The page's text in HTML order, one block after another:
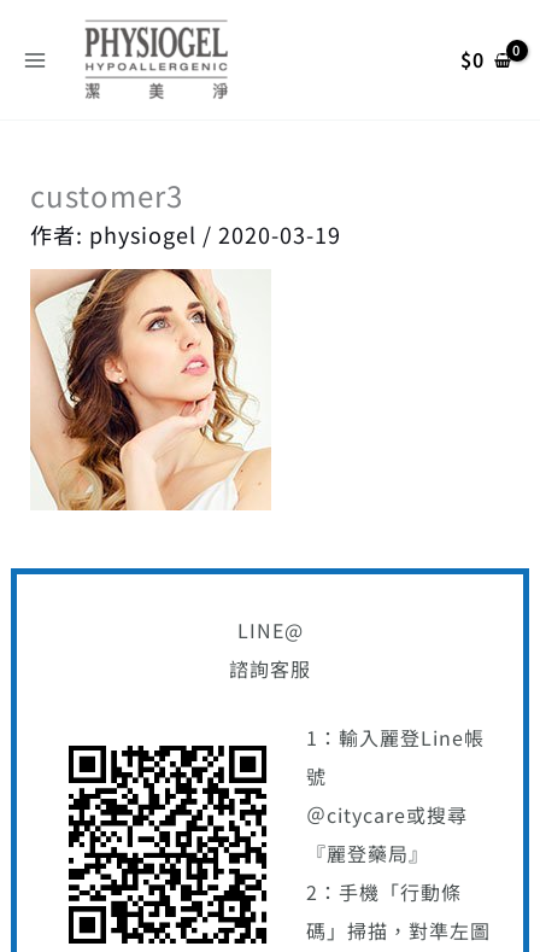
$0
customer3
作者: physiogel / 2020-03-19
LINE@
諮詢客服
1：輸入麗登Line帳
號
＠citycare或搜尋
『麗登藥局』
2：手機「行動條
碼」掃描，對準左圖
尋